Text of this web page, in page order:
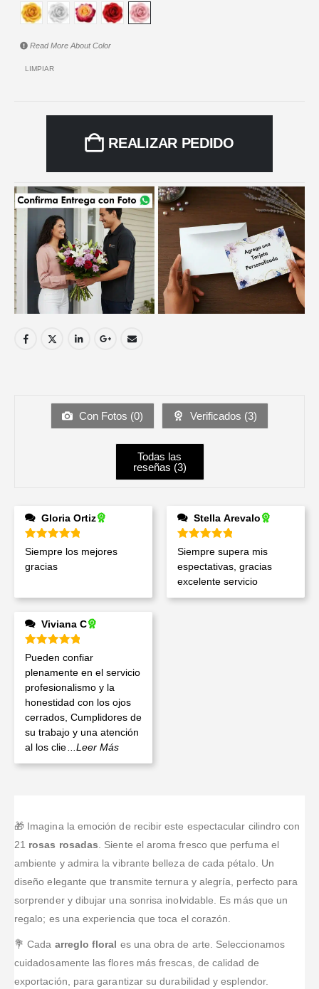
Read More AboutColor
LIMPIAR
REALIZAR PEDIDO
Con Fotos (0) Verificados (3)
Todas las
reseñas (3)
Gloria Ortiz
Valorado en5 de 5
Siempre los mejores
gracias
Stella Arevalo
Valorado en 5de 5
Siempre supera mis
espectativas, gracias
excelente servicio
Viviana C
Valorado en 5
Pueden confiar
plenamente en el servicio
profesionalismo y la
honestidad con los ojos
cerrados, Cumplidores de
su trabajo y una atención
al los clie
...Leer Más
🎁 Imagina la emoción de recibir este espectacular cilindro con
21 rosas rosadas . Siente el aroma fresco que perfuma el
ambiente y admira la vibrante belleza de cada pétalo. Un
diseño elegante que transmite ternura y alegría, perfecto para
sorprender y dibujar una sonrisa inolvidable. Es más que un
regalo; es una experiencia que toca el corazón.
💐 Cada arreglo floral es una obra de arte. Seleccionamos
cuidadosamente las flores más frescas, de calidad de
exportación, para garantizar su durabilidad y esplendor.